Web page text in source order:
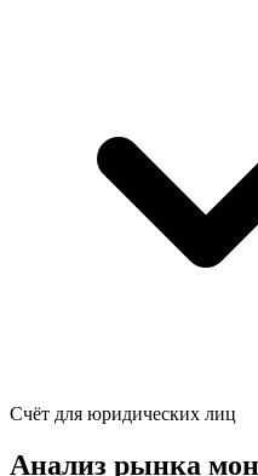
Счёт для юридических лиц
Анализ рынка